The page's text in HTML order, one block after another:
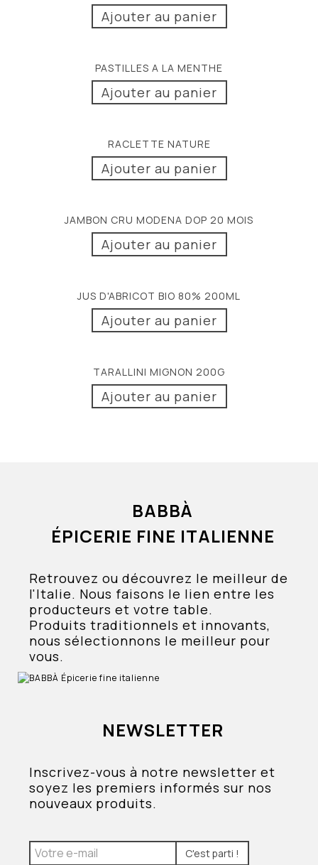
Ajouter au panier
PASTILLES A LA MENTHE
Ajouter au panier
RACLETTE NATURE
Ajouter au panier
JAMBON CRU MODENA DOP 20 MOIS
Ajouter au panier
JUS D'ABRICOT BIO 80% 200ML
Ajouter au panier
TARALLINI MIGNON 200G
Ajouter au panier
BABBÀ
ÉPICERIE FINE ITALIENNE
Retrouvez ou découvrez le meilleur de
l'Italie. Nous faisons le lien entre les
producteurs et votre table.
Produits traditionnels et innovants,
nous sélectionnons le meilleur pour
vous.
NEWSLETTER
Inscrivez-vous à notre newsletter et
soyez les premiers informés sur nos
nouveaux produits.
C'est parti !